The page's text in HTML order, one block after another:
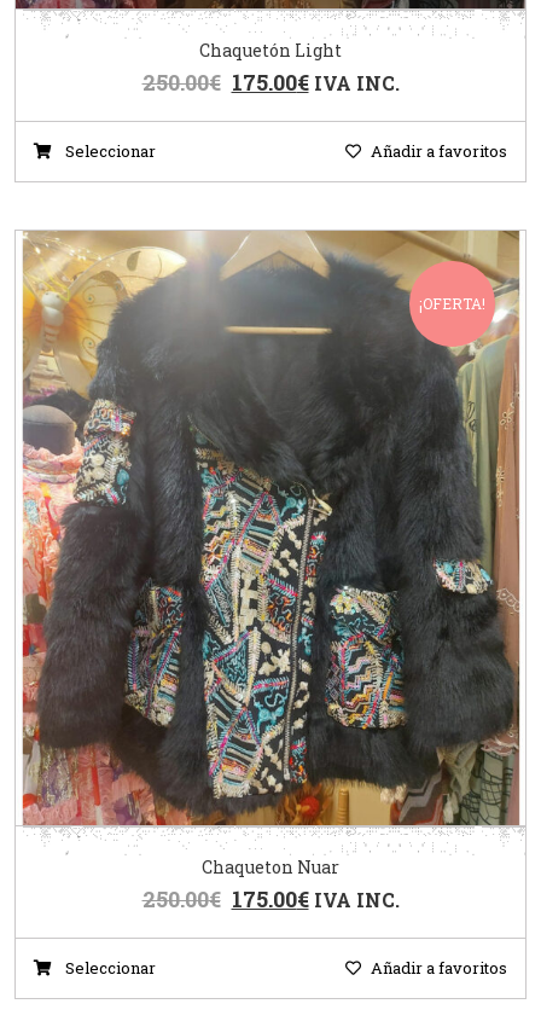
Chaquetón Light
250.00€ 175.00€ IVA INC.
Seleccionar Añadir a favoritos
¡OFERTA!
Chaqueton Nuar
250.00€ 175.00€ IVA INC.
Seleccionar Añadir a favoritos